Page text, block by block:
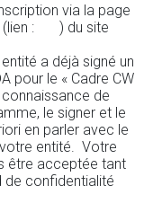
via la page
(lien : ) du site
a déjà signé un
pour le « Cadre CW
de
le signer et le
en parler avec le
entité. Votre
être acceptée tant
de confidentialité